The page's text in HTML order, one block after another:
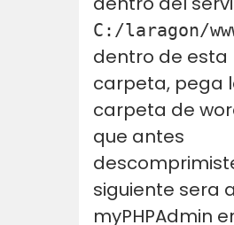
C:/laragon/
dentro de esta
carpeta, pega
carpeta de
que antes
siguiente sera
myPHPAdmin